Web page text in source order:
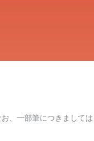
、一部筆につきましては